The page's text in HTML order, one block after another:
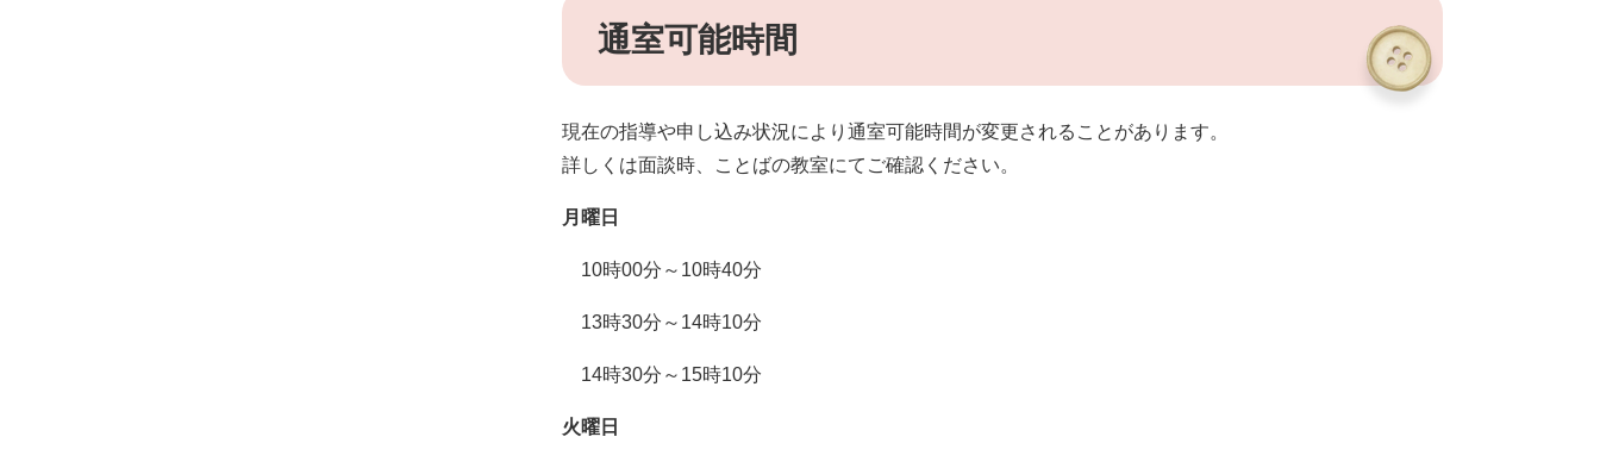
通室可能時間
現在の指導や申し込み状況により通室可能時間が変更されることがあります。
詳しくは面談時、ことばの教室にてご確認ください。​
月曜日
10時00分～10時40分
13時30分～14時10分
14時30分～15時10分
火曜日